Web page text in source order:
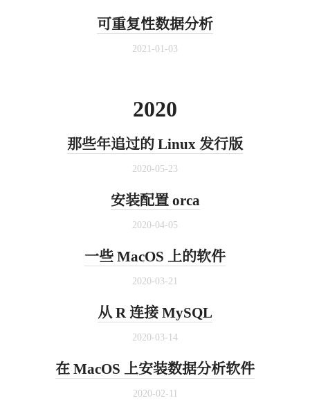
可重复性数据分析
2021-01-03
2020
那些年追过的 Linux 发行版
2020-05-23
安装配置 orca
2020-04-05
一些 MacOS 上的软件
2020-03-21
从 R 连接 MySQL
2020-03-14
在 MacOS 上安装数据分析软件
2020-02-11